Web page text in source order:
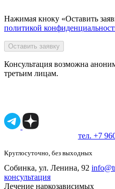
Нажимая кноку «Оставить
политикой
Оставить заявку
Консультация возможна
третьим лицам.
тел. +7
Круглосуточно, без выходных
Собинка, ул. Ленина, 92
консультация
Лечение наркозависимых